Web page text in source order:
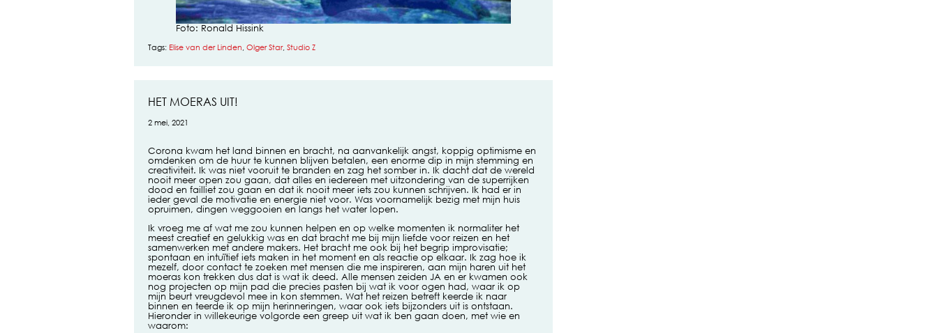
Foto: Ronald Hissink
Tags: Elise van der Linden, Olger Star, Studio Z
HET MOERAS UIT!
2 mei, 2021
Corona kwam het land binnen en bracht, na aanvankelijk angst, koppig optimisme en
omdenken om de huur te kunnen blijven betalen, een enorme dip in mijn stemming en
creativiteit. Ik was niet vooruit te branden en zag het somber in. Ik dacht dat de wereld
nooit meer open zou gaan, dat alles en iedereen met uitzondering van de superrijken
dood en failliet zou gaan en dat ik nooit meer iets zou kunnen schrijven. Ik had er in
ieder geval de motivatie en energie niet voor. Was voornamelijk bezig met mijn huis
opruimen, dingen weggooien en langs het water lopen.
Ik vroeg me af wat me zou kunnen helpen en op welke momenten ik normaliter het
meest creatief en gelukkig was en dat bracht me bij mijn liefde voor reizen en het
samenwerken met andere makers. Het bracht me ook bij het begrip improvisatie;
spontaan en intuïtief iets maken in het moment en als reactie op elkaar. Ik zag hoe ik
mezelf, door contact te zoeken met mensen die me inspireren, aan mijn haren uit het
moeras kon trekken dus dat is wat ik deed. Alle mensen zeiden JA en er kwamen ook
nog projecten op mijn pad die precies pasten bij wat ik voor ogen had, waar ik op
mijn beurt vreugdevol mee in kon stemmen. Wat het reizen betreft keerde ik naar
binnen en teerde ik op mijn herinneringen, waar ook iets bijzonders uit is ontstaan.
Hieronder in willekeurige volgorde een greep uit wat ik ben gaan doen, met wie en
waarom: